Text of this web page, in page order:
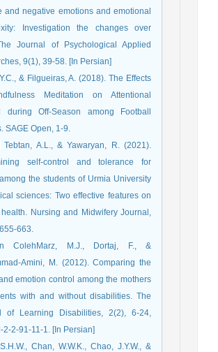
and negative emotions and emotional
Investigation the changes over
Journal of Psychological Applied
9(1), 39-58. [In Persian]
& Filgueiras, A. (2018). The Effects
Meditation on Attentional
during Off-Season among Football
SAGE Open, 1-9.
Tebtan, A.L., & Yawaryan, R. (2021).
self-control and tolerance for
the students of Urmia University
sciences: Two effective features on
Nursing and Midwifery Journal,
663.
ColehMarz, M.J., Dortaj, F., &
Amini, M. (2012). Comparing the
emotion control among the mothers
with and without disabilities. The
of Learning Disabilities, 2(2), 6-24,
2-2-91-11-1. [In Persian]
Chan, W.W.K., Chao, J.Y.W., &